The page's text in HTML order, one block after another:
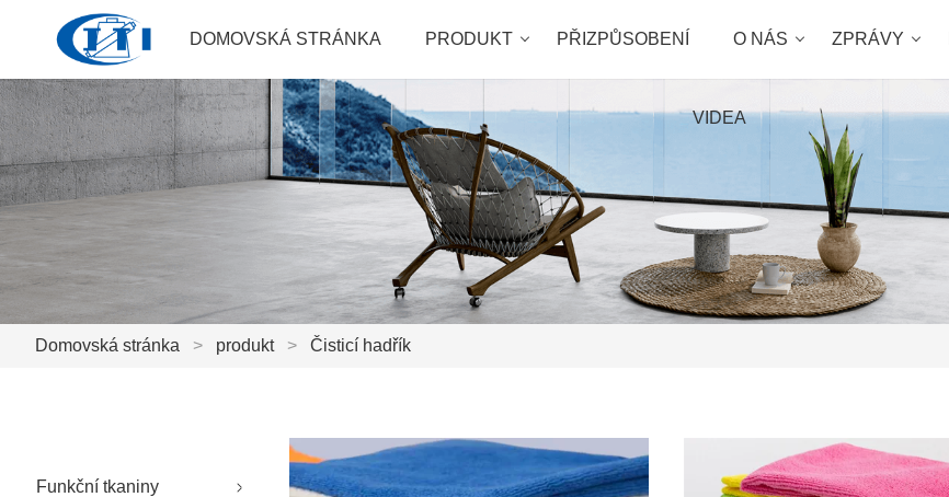
DOMOVSKÁ STRÁNKA PRODUKT PŘIZPŮSOBENÍ O NÁS ZPRÁVY
VIDEA
Domovská stránka > produkt > Čisticí hadřík
Funkční tkaniny